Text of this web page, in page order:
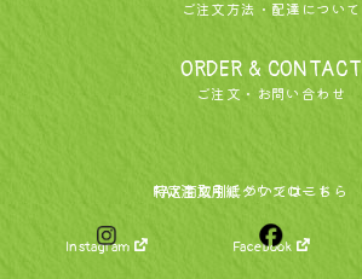
ご注文方法・配達について
ORDER & CONTACT
ご注文・お問い合わせ
特定商取引についてはこちら
FAX注文用紙ダウンロード
Instagram Facebook